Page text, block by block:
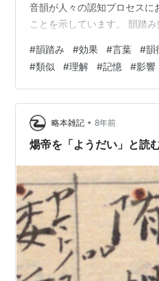
音韻が人々の認知プロセスに
ことを示しています。 韻踏
が似ている言葉は、認識や記
くなります。例えば、「さく
う言葉は、音韻的な類似性
れやすい傾向があります。
の韻律やリズムが、言葉の処
ともあります。韻律的な特
#韻踏み #効果 #言葉 #韻
#類似 #理解 #記憶 #影響
略本雑記 • 8年前
煬帝を「ようだい」と読